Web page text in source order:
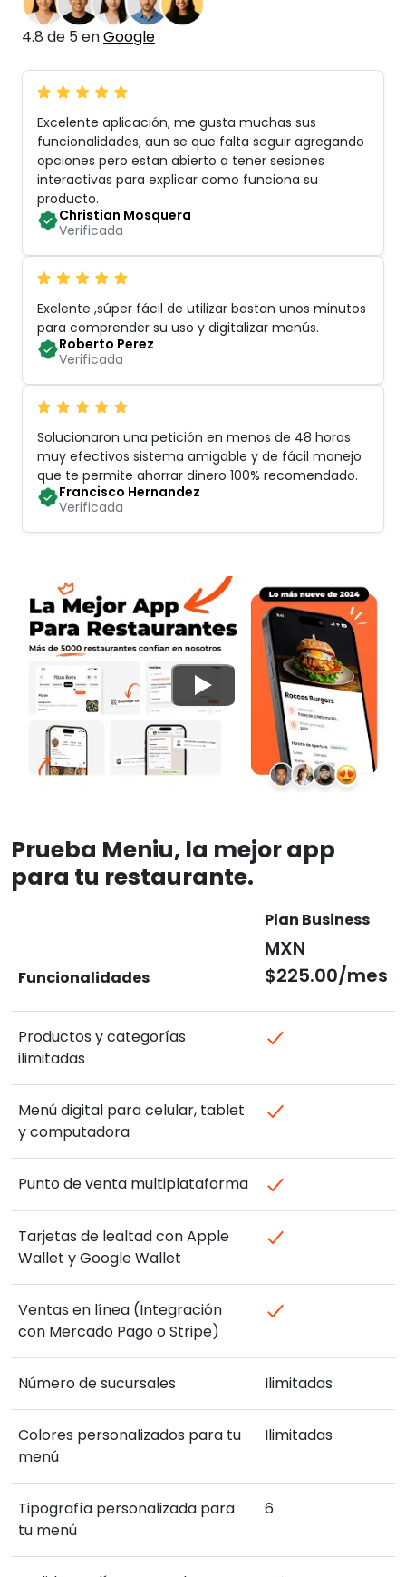
4.8 de 5 enGoogle
Excelente aplicación, me gusta muchas sus
funcionalidades, aun se que falta seguir agregando
opciones pero estan abierto a tener sesiones
interactivas para explicar como funciona su
producto.
Christian Mosquera
Verificada
Exelente ,súper fácil de utilizar bastan unos minutos
para comprender su uso y digitalizar menús.
Roberto Perez
Verificada
Solucionaron una petición en menos de 48 horas
muy efectivos sistema amigable y de fácil manejo
que te permite ahorrar dinero 100% recomendado.
Francisco Hernandez
Verificada
Prueba Meniu, la mejor app
para tu restaurante.
Funcionalidades
Plan Business
MXN
$225.00/mes
Productos y categorías
ilimitadas
Menú digital para celular, tablet
y computadora
Punto de venta multiplataforma
Tarjetas de lealtad con Apple
Wallet y Google Wallet
Ventas en línea (Integración
con Mercado Pago o Stripe)
Número de sucursales Ilimitadas
Colores personalizados para tu
menú
Ilimitadas
Tipografía personalizada para
tu menú
6